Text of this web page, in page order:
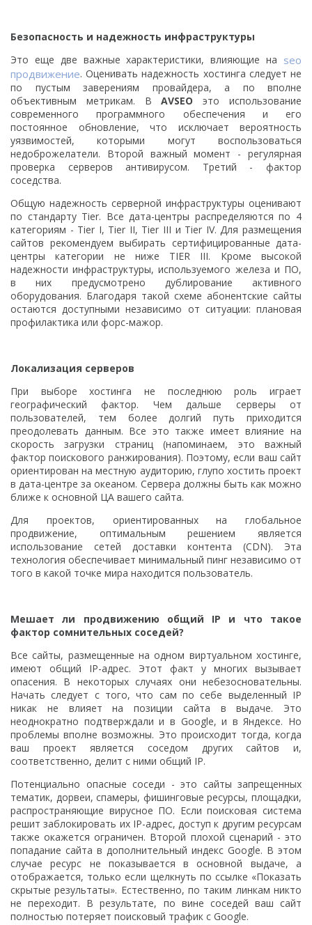
Безопасность и надежность инфраструктуры
Это еще две важные характеристики, влияющие на seo
продвижение. Оценивать надежность хостинга следует не
по пустым заверениям провайдера, а по вполне
объективным метрикам. ВAVSEO это использование
современного программного обеспечения и его
постоянное обновление, что исключает вероятность
уязвимостей, которыми могут воспользоваться
недоброжелатели. Второй важный момент - регулярная
проверка серверов антивирусом. Третий - фактор
соседства.
Общую надежность серверной инфраструктуры оценивают
по стандарту Tier. Все дата-центры распределяются по 4
категориям - Tier I, Tier II, Tier III и Tier IV. Для размещения
сайтов рекомендуем выбирать сертифицированные дата-
центры категории не ниже TIER III. Кроме высокой
надежности инфраструктуры, используемого железа и ПО,
в них предусмотрено дублирование активного
оборудования. Благодаря такой схеме абонентские сайты
остаются доступными независимо от ситуации: плановая
профилактика или форс-мажор.
Локализация серверов
При выборе хостинга не последнюю роль играет
географический фактор. Чем дальше серверы от
пользователей, тем более долгий путь приходится
преодолевать данным. Все это также имеет влияние на
скорость загрузки страниц (напоминаем, это важный
фактор поискового ранжирования). Поэтому, если ваш сайт
ориентирован на местную аудиторию, глупо хостить проект
в дата-центре за океаном. Сервера должны быть как можно
ближе к основной ЦА вашего сайта.
Для проектов, ориентированных на глобальное
продвижение, оптимальным решением является
использование сетей доставки контента (CDN). Эта
технология обеспечивает минимальный пинг независимо от
того в какой точке мира находится пользователь.
Мешает ли продвижению общий IP и что такое
фактор сомнительных соседей?
Все сайты, размещенные на одном виртуальном хостинге,
имеют общий IP-адрес. Этот факт у многих вызывает
опасения. В некоторых случаях они небезосновательны.
Начать следует с того, что сам по себе выделенный IP
никак не влияет на позиции сайта в выдаче. Это
неоднократно подтверждали и в Google, и в Яндексе. Но
проблемы вполне возможны. Это происходит тогда, когда
ваш проект является соседом других сайтов и,
соответственно, делит с ними общий IP.
Потенциально опасные соседи - это сайты запрещенных
тематик, дорвеи, спамеры, фишинговые ресурсы, площадки,
распространяющие вирусное ПО. Если поисковая система
решит заблокировать их IP-адрес, доступ к другим ресурсам
также окажется ограничен. Второй плохой сценарий - это
попадание сайта в дополнительный индекс Google. В этом
случае ресурс не показывается в основной выдаче, а
отображается, только если щелкнуть по ссылке «Показать
скрытые результаты». Естественно, по таким линкам никто
не переходит. В результате, по вине соседей ваш сайт
полностью потеряет поисковый трафик с Google.